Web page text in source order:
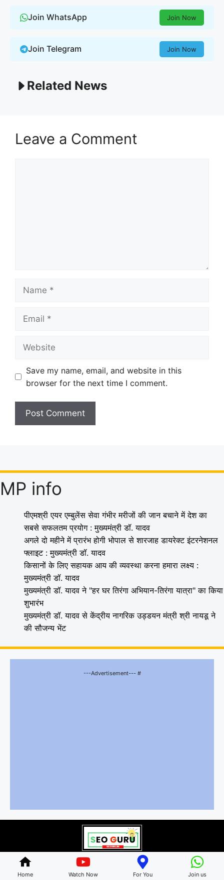
Home Watch Now For You Join us
Join WhatsApp Join Now
Join Telegram Join Now
Related News
Leave a Comment
Save my name, email, and website in this
browser for the next time I comment.
MP info
पीएमश्री एयर एम्बुलेंस सेवा गंभीर मरीजों की जान बचाने में देश का
सबसे सफलतम प्रयोग : मुख्यमंत्री डॉ. यादव
अगले दो महीने में प्रारंभ होगी भोपाल से शारजाह डायरेक्ट इंटरनेशनल
फ्लाइट : मुख्यमंत्री डॉ. यादव
किसानों के लिए सहायक आय की व्यवस्था करना हमारा लक्ष्य :
मुख्यमंत्री डॉ. यादव
मुख्यमंत्री डॉ. यादव ने "हर घर तिरंगा अभियान-तिरंगा यात्रा" का किया
शुभारंभ
मुख्यमंत्री डॉ. यादव से केंद्रीय नागरिक उड्डयन मंत्री श्री नायडू ने
की सौजन्य भेंट
---Advertisement--- #
© 2026 bhartiyriyashat.com • All rights reserved